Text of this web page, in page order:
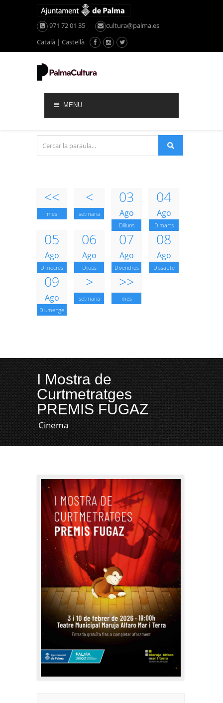
971 72 01 35
cultura@palma.es
Català | Castellà
MENU
<<
mes
<
setmana
03
Ago
Dilluns
04
Ago
Dimarts
05
Ago
Dimecres
06
Ago
Dijous
07
Ago
Divendres
08
Ago
Dissabte
09
Ago
Diumenge
>
setmana
>>
mes
I Mostra de
Curtmetratges
PREMIS FUGAZ
Cinema